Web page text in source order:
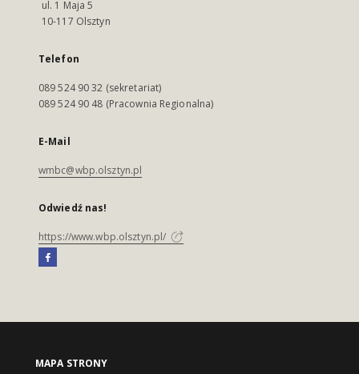
ul. 1 Maja 5
10-117 Olsztyn
Telefon
089 524 90 32 (sekretariat)
089 524 90 48 (Pracownia Regionalna)
E-Mail
wmbc@wbp.olsztyn.pl
Odwiedź nas!
https://www.wbp.olsztyn.pl/
MAPA STRONY